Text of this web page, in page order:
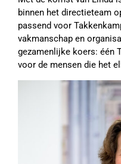
binnen het directieteam
passend voor
vakmanschap en
gezamenlijke koers: één
voor de mensen die het